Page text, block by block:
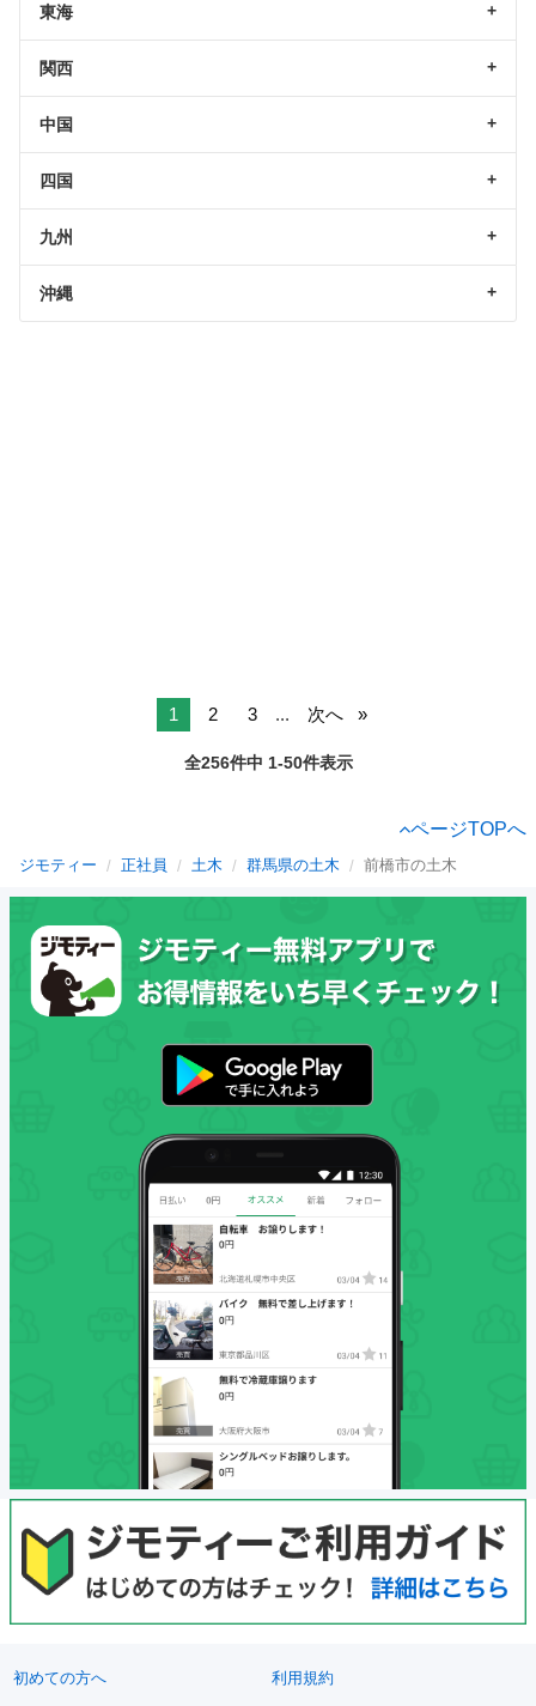
東海
関西
中国
四国
九州
沖縄
1 2 3 ... 次へ
全256件中 1-50件表示
ページTOPへ
ジモティー 正社員 土木 群馬県の土木 前橋市の土木
初めての方へ 利用規約